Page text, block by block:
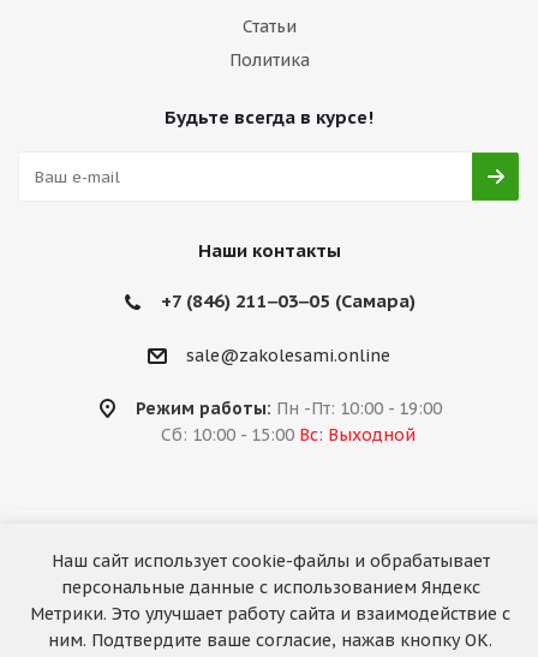
Статьи
Политика
Будьте всегда в курсе!
Наши контакты
+7 (846) 211‒03‒05 (Самара)
sale@zakolesami.online
Режим работы: Пн -Пт: 10:00 - 19:00
Сб: 10:00 - 15:00 Вс: Выходной
2026 © «За колёсами.Online»
Запуск сайта —RuMaster
Наш сайт использует cookie-файлы и обрабатывает
персональные данные с использованием Яндекс
Метрики. Это улучшает работу сайта и взаимодействие с
ним. Подтвердите ваше согласие, нажав кнопку ОК.